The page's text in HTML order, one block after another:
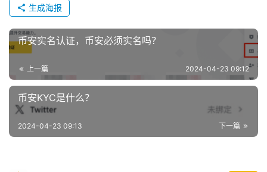
生成海报
币安实名认证，币安必须实名吗？
上一篇 2024-04-23 09:12
币安KYC是什么？
下一篇
2024-04-23 09:13